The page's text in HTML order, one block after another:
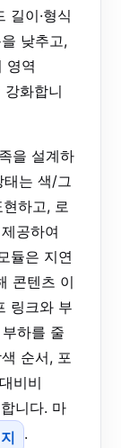
길이·형식
낮추고,
영역
화합니
을 설계하
태는 색/그
하고, 로
공하여
듈은 지연
콘텐츠 이
링크와 부
하를 줄
순서, 포
비비
니다. 마
·